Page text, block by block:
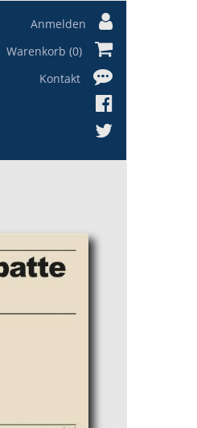
Anmelden
Warenkorb (0)
Kontakt